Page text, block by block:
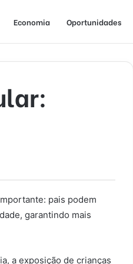
Economia Oportunidades
pais podem
garantindo mais
a exposição de crianças